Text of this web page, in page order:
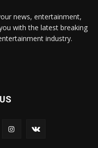
news, entertainment,
with the latest breaking
industry.